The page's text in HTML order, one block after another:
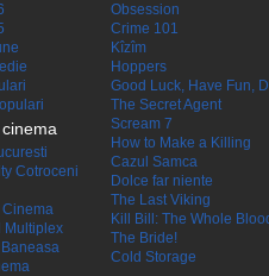
Cotroceni
Cinema
Multiplex
Obsession
Crime 101
Kîzîm
Hoppers
Good Luck, Have Fun,
The Secret Agent
Scream 7
How to Make a Killing
Cazul Samca
Dolce far niente
The Last Viking
Kill Bill: The Whole
The Bride!
Cold Storage